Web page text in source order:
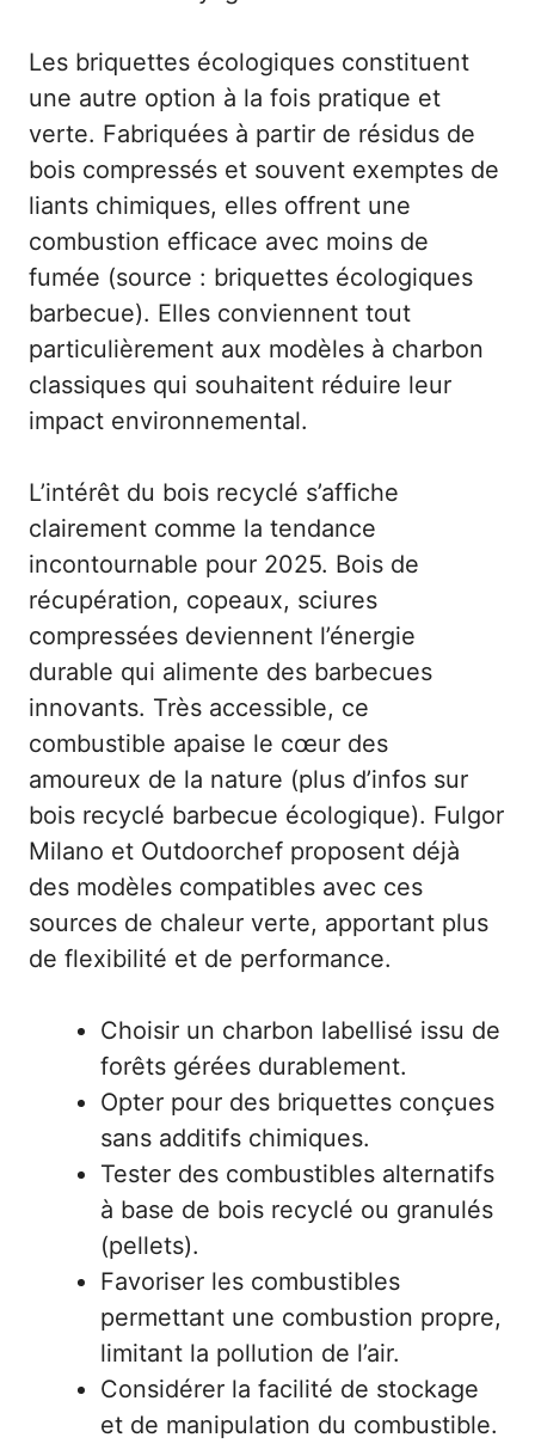
Les briquettes écologiques constituent
une autre option à la fois pratique et
verte. Fabriquées à partir de résidus de
bois compressés et souvent exemptes de
liants chimiques, elles offrent une
combustion efficace avec moins de
fumée (source : briquettes écologiques
barbecue). Elles conviennent tout
particulièrement aux modèles à charbon
classiques qui souhaitent réduire leur
impact environnemental.
L’intérêt du bois recyclé s’affiche
clairement comme la tendance
incontournable pour 2025. Bois de
récupération, copeaux, sciures
compressées deviennent l’énergie
durable qui alimente des barbecues
innovants. Très accessible, ce
combustible apaise le cœur des
amoureux de la nature (plus d’infos sur
bois recyclé barbecue écologique). Fulgor
Milano et Outdoorchef proposent déjà
des modèles compatibles avec ces
sources de chaleur verte, apportant plus
de flexibilité et de performance.
Choisir un charbon labellisé issu de
forêts gérées durablement.
Opter pour des briquettes conçues
sans additifs chimiques.
Tester des combustibles alternatifs
à base de bois recyclé ou granulés
(pellets).
Favoriser les combustibles
permettant une combustion propre,
limitant la pollution de l’air.
Considérer la facilité de stockage
et de manipulation du combustible.